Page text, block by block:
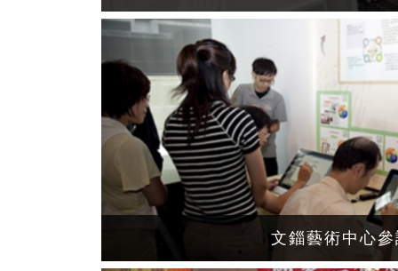
文錙藝術中心